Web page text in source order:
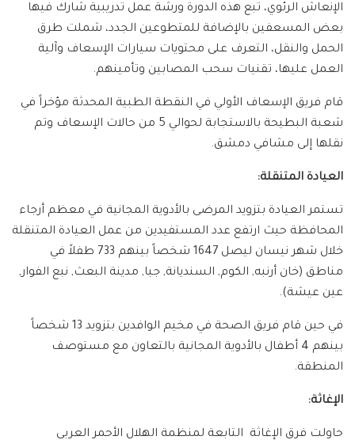
الإنعاش الرئوي، تبع هذه الدورة ورشة عمل تدريبية شارك فيها
بعض المسعفين بالإضافة للمتطوعين الجدد، شملت طرق
الحمل والنقل، التعرف على محتويات سيارات الإسعاف وآلية
العمل عليها، تقنيات سحب المصابين وتأمينهم.
قام فريق الإسعاف الأولي في النقطة الطبية المحدثة مؤخراً في
شعبة البطيحة بالاستجابة لحوالي 5 من حالات الإسعاف وتم
نقلها إلى مشافي دمشق.
العيادة المتنقلة:
تستمر العيادة بتزويد المرضى بالأدوية المجانية في معظم أرجاء
المحافظة حيث ارتفع عدد المستفيدين من عمل العيادة المتنقلة
خلال شهر نيسان ليصل 1647 شخصاً بينهم 733 طفلاً في
مناطق (خان أرنبه, الكوم, السنديانة, جبا, مدينة البعث, نبع الفوار,
عين عيشة).
في حين قام فريق الصحة في مخيم الوافدين بتزويد 13 شخصاً
بينهم 4 أطفال بالأدوية المجانية بالتعاون مع مستوصف
المنطقة.
الإغاثة:
حاولت فرق الإغاثة التابعة لمنظمة الهلال الأحمر العربي